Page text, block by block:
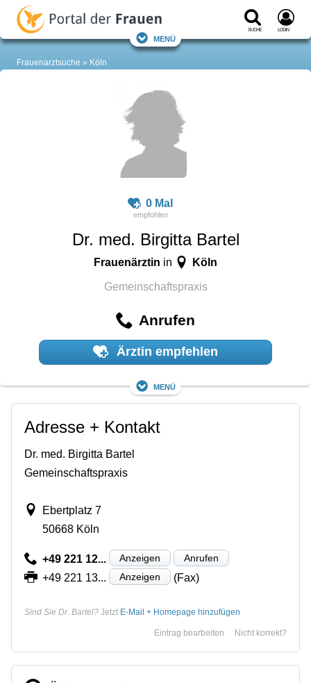
Suche Login
Menü
Frauenarztsuche Köln
0 Mal
Dr. med. Birgitta Bartel
Frauenärztin in Köln
Gemeinschaftspraxis
Anrufen
Ärztin empfehlen
Menü
Adresse + Kontakt
Dr. med. Birgitta Bartel
Gemeinschaftspraxis
Ebertplatz 7
50668 Köln
+49 221 12... Anzeigen Anrufen
+49 221 13... Anzeigen (Fax)
Sind Sie Dr. Bartel? Jetzt E-Mail + Homepage hinzufügen
Nicht korrekt?
Eintrag bearbeiten